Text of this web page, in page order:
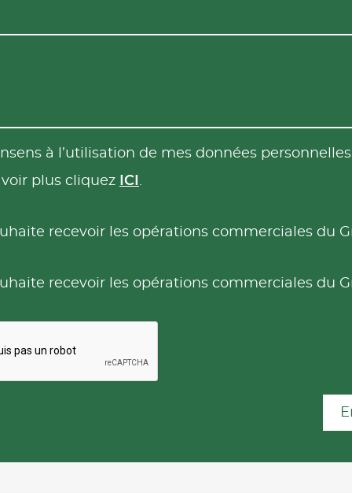
à l’utilisation de mes données
plus cliquez
ICI .
recevoir les opérations commerciales du
recevoir les opérations commerciales du